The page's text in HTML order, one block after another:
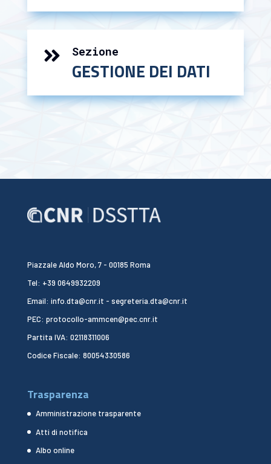
 Sezione
GESTIONE DEI DATI
Piazzale Aldo Moro, 7 - 00185 Roma
Tel: +39 0649932209
Email: info.dta@cnr.it - segreteria.dta@cnr.it
PEC: protocollo-ammcen@pec.cnr.it
Partita IVA: 02118311006
Codice Fiscale: 80054330586
Trasparenza
Amministrazione trasparente
Atti di notifica
Albo online